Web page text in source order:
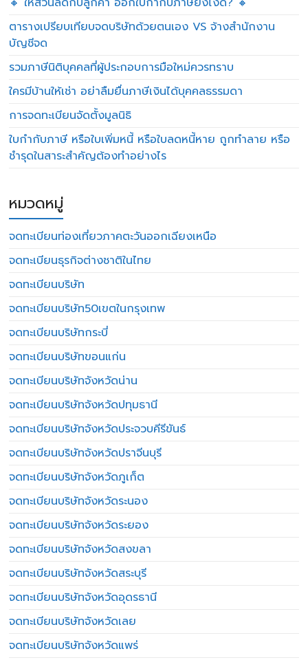
ตารางเปรียบเทียบจดบริษัทด้วยตนเอง VS จ้างสำนักงาน
บัญชีจด
รวมภาษีนิติบุคคลที่ผู้ประกอบการมือใหม่ควรทราบ
ใครมีบ้านให้เช่า อย่าลืมยื่นภาษีเงินได้บุคคลธรรมดา
การจดทะเบียนจัดตั้งมูลนิธิ
ใบกำกับภาษี หรือใบเพิ่มหนี้ หรือใบลดหนี้หาย ถูกทำลาย หรือ
ชำรุดในสาระสำคัญต้องทำอย่างไร
หมวดหมู่
จดทะเบียนท่องเที่ยวภาคตะวันออกเฉียงเหนือ
จดทะเบียนธุรกิจต่างชาติในไทย
จดทะเบียนบริษัท
จดทะเบียนบริษัท50เขตในกรุงเทพ
จดทะเบียนบริษัทกระบี่
จดทะเบียนบริษัทขอนแก่น
จดทะเบียนบริษัทจังหวัดน่าน
จดทะเบียนบริษัทจังหวัดปทุมธานี
จดทะเบียนบริษัทจังหวัดประจวบคีรีขันธ์
จดทะเบียนบริษัทจังหวัดปราจีนบุรี
จดทะเบียนบริษัทจังหวัดภูเก็ต
จดทะเบียนบริษัทจังหวัดระนอง
จดทะเบียนบริษัทจังหวัดระยอง
จดทะเบียนบริษัทจังหวัดสงขลา
จดทะเบียนบริษัทจังหวัดสระบุรี
จดทะเบียนบริษัทจังหวัดอุดรธานี
จดทะเบียนบริษัทจังหวัดเลย
จดทะเบียนบริษัทจังหวัดแพร่